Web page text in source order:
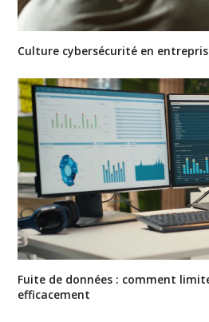
Culture cybersécurité en
Fuite de données : comment
efficacement